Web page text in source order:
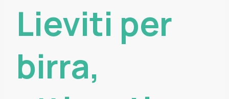
Lieviti per
birra,